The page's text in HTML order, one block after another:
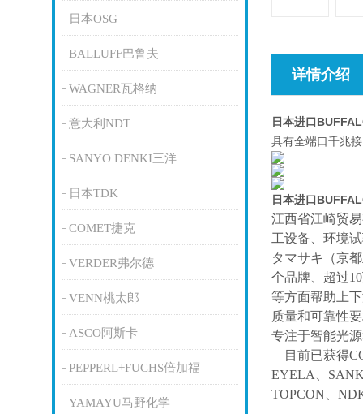
日本OSG
BALLUFF巴鲁夫
WAGNER瓦格纳
意大利NDT
SANYO DENKI三洋
日本TDK
COMET捷克
VERDER弗尔德
VENN桃太郎
ASCO阿斯卡
PEPPERL+FUCHS倍加福
YAMAYU马野化学
详情介绍
日本进口
具有全端口千兆
日本进口
江西省江崎贸
工设备、环境
タマサキ（京
个品牌、超过
等方面帮助上
质量和可靠性
专注于智能光
目前已获得
EYELA、
TOPCON、